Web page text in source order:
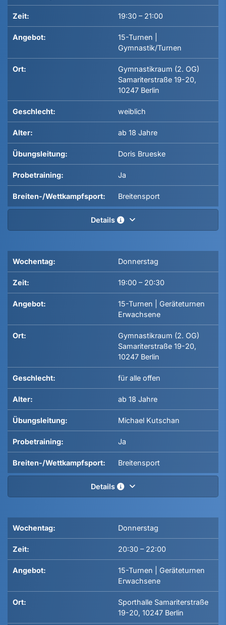
Zeit: 19:30 – 21:00
Angebot:
15-Turnen |
Gymnastik/Turnen
Ort:
Gymnastikraum (2. OG)
Samariterstraße 19-20,
10247 Berlin
Geschlecht: weiblich
Alter: ab 18 Jahre
Übungsleitung: Doris Brueske
Probetraining: Ja
Breiten-/Wettkampfsport: Breitensport
Details
Wochentag: Donnerstag
Zeit: 19:00 – 20:30
Angebot:
15-Turnen | Geräteturnen
Erwachsene
Ort:
Gymnastikraum (2. OG)
Samariterstraße 19-20,
10247 Berlin
Geschlecht: für alle offen
Alter: ab 18 Jahre
Übungsleitung: Michael Kutschan
Probetraining: Ja
Breiten-/Wettkampfsport: Breitensport
Details
Wochentag: Donnerstag
Zeit: 20:30 – 22:00
Angebot:
15-Turnen | Geräteturnen
Erwachsene
Ort:
Sporthalle Samariterstraße
19-20, 10247 Berlin